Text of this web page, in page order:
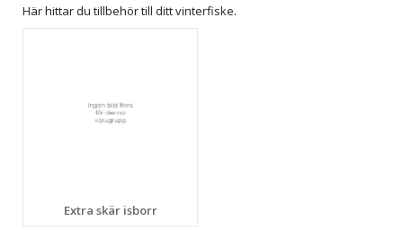
Här hittar du tillbehör till ditt vinterfiske.
Extra skär isborr